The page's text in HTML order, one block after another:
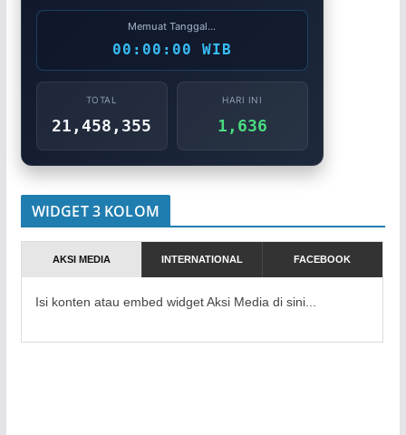
Memuat Tanggal...
00:00:00 WIB
TOTAL
21,458,355
HARI INI
1,636
WIDGET 3 KOLOM
AKSI MEDIA INTERNATIONAL FACEBOOK
Isi konten atau embed widget Aksi Media di sini...